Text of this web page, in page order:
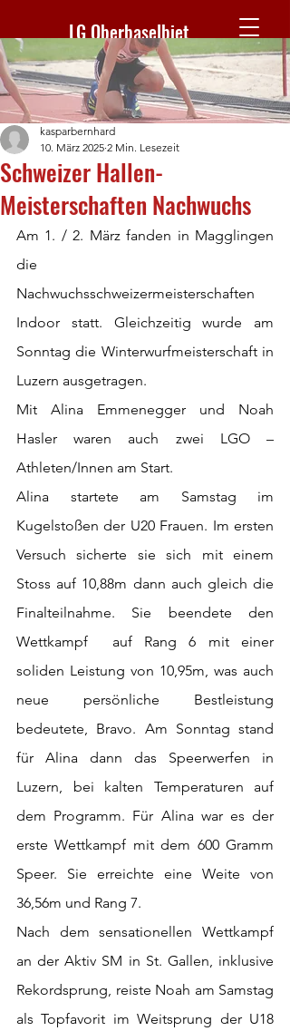
LG Oberbaselbiet
Schweizer Hallen-
Meisterschaften Nachwuchs
kasparbernhard
10. März 2025 2 Min. Lesezeit
Am 1. / 2. März fanden in Magglingen
die
Nachwuchsschweizermeisterschaften
Indoor statt. Gleichzeitig wurde am
Sonntag die Winterwurfmeisterschaft in
Luzern ausgetragen.
Mit Alina Emmenegger und Noah
Hasler waren auch zwei LGO –
Athleten/Innen am Start.
Alina startete am Samstag im
Kugelstoßen der U20 Frauen. Im ersten
Versuch sicherte sie sich mit einem
Stoss auf 10,88m dann auch gleich die
Finalteilnahme. Sie beendete den
Wettkampf  auf Rang 6 mit einer
soliden Leistung von 10,95m, was auch
neue persönliche Bestleistung
bedeutete, Bravo. Am Sonntag stand
für Alina dann das Speerwerfen in
Luzern, bei kalten Temperaturen auf
dem Programm. Für Alina war es der
erste Wettkampf mit dem 600 Gramm
Speer. Sie erreichte eine Weite von
36,56m und Rang 7.
Nach dem sensationellen Wettkampf
an der Aktiv SM in St. Gallen, inklusive
Rekordsprung, reiste Noah am Samstag
als Topfavorit im Weitsprung der U18